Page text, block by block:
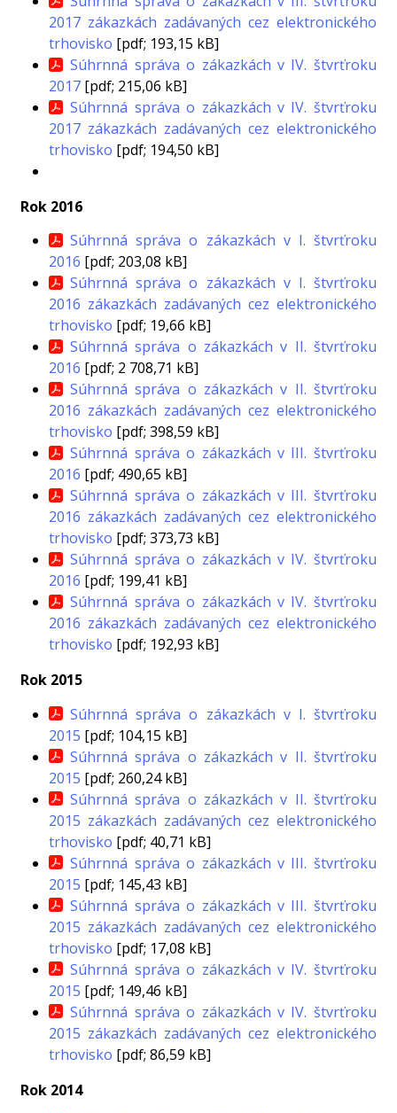
2017 zákazkách zadávaných cez elektronického
trhovisko [pdf; 193,15 kB]
Súhrnná správa o zákazkách v IV. štvrťroku
2017 [pdf; 215,06 kB]
Súhrnná správa o zákazkách v IV. štvrťroku
2017 zákazkách zadávaných cez elektronického
trhovisko [pdf; 194,50 kB]
Rok 2016
Súhrnná správa o zákazkách v I. štvrťroku
2016 [pdf; 203,08 kB]
Súhrnná správa o zákazkách v I. štvrťroku
2016 zákazkách zadávaných cez elektronického
trhovisko [pdf; 19,66 kB]
Súhrnná správa o zákazkách v II. štvrťroku
2016 [pdf; 2 708,71 kB]
Súhrnná správa o zákazkách v II. štvrťroku
2016 zákazkách zadávaných cez elektronického
trhovisko [pdf; 398,59 kB]
Súhrnná správa o zákazkách v III. štvrťroku
2016 [pdf; 490,65 kB]
Súhrnná správa o zákazkách v III. štvrťroku
2016 zákazkách zadávaných cez elektronického
trhovisko [pdf; 373,73 kB]
Súhrnná správa o zákazkách v IV. štvrťroku
2016 [pdf; 199,41 kB]
Súhrnná správa o zákazkách v IV. štvrťroku
2016 zákazkách zadávaných cez elektronického
trhovisko [pdf; 192,93 kB]
Rok 2015
Súhrnná správa o zákazkách v I. štvrťroku
2015 [pdf; 104,15 kB]
Súhrnná správa o zákazkách v II. štvrťroku
2015 [pdf; 260,24 kB]
Súhrnná správa o zákazkách v II. štvrťroku
2015 zákazkách zadávaných cez elektronického
trhovisko [pdf; 40,71 kB]
Súhrnná správa o zákazkách v III. štvrťroku
2015 [pdf; 145,43 kB]
Súhrnná správa o zákazkách v III. štvrťroku
2015 zákazkách zadávaných cez elektronického
trhovisko [pdf; 17,08 kB]
Súhrnná správa o zákazkách v IV. štvrťroku
2015 [pdf; 149,46 kB]
Súhrnná správa o zákazkách v IV. štvrťroku
2015 zákazkách zadávaných cez elektronického
trhovisko [pdf; 86,59 kB]
Rok 2014